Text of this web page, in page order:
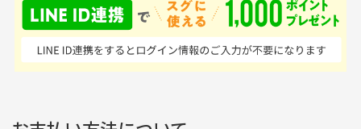
はすごい。 毎日たくさ
んの商品がアップされて
いるので新作チェックす
いる感が伝わってきまし
た 「フロント部分に汚
れあり」と記載ありまし
尚、お振込み手数料はお客様ご負担となります。入金確認後
商品発送となります。
ご注文頂いてから7日以内をお振込み期限とさせ
りますのでご了承くださいませ。
申し込まれた商品と届いた商品が異なっている場合
商品説明に記載されていない汚れやダメージがある商品
の場合